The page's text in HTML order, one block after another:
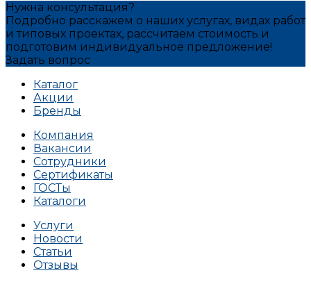
Нужна консультация?
Подробно расскажем о наших услугах, видах работ
и типовых проектах, рассчитаем стоимость и
подготовим индивидуальное предложение!
Задать вопрос
Каталог
Акции
Бренды
Компания
Вакансии
Сотрудники
Сертификаты
ГОСТы
Каталоги
Услуги
Новости
Статьи
Отзывы